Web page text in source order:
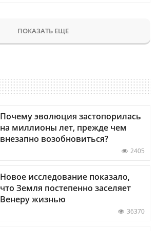
ПОКАЗАТЬ ЕЩЕ
Почему эволюция застопорилась
на миллионы лет, прежде чем
внезапно возобновиться?
2405
Новое исследование показало,
что Земля постепенно заселяет
Венеру жизнью
36370